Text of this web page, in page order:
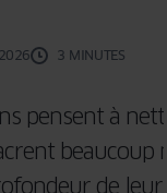
3 MINUTES
pensent à
beaucoup
de leurs